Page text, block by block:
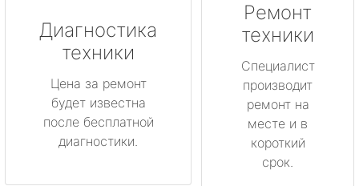
Диагностика
техники
Цена за ремонт
будет известна
после бесплатной
диагностики.
Ремонт
техники
Специалист
производит
ремонт на
месте и в
короткий
срок.